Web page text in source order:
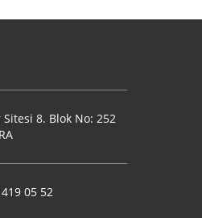
Sitesi 8. Blok No: 252
05 52